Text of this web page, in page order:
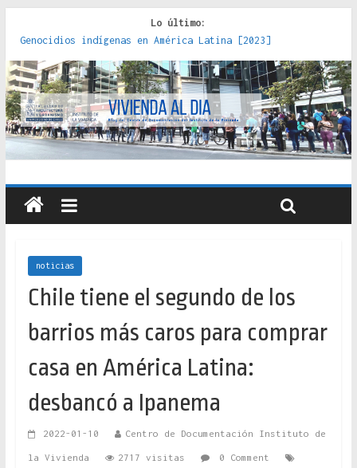
Lo último:
Genocidios indígenas en América Latina [2023]
Estudios sobre la espacialización de los Estados :
políticas, prácticas y representaciones [2022]
Donde el pedernal choca con el acero : hacia una teoría
crítica de las fronteras latinoamericanas [2020]
Criterios técnicos para una vivienda adecuada [2019]
Red de consultorios de la Caja del Seguro Obrero en
Santiago : un patrimonio emblemático [2014]
noticias
Chile tiene el segundo de los
barrios más caros para comprar
casa en América Latina:
desbancó a Ipanema
2022-01-10 Centro de Documentación Instituto de
la Vivienda 2717 visitas 0 Comment